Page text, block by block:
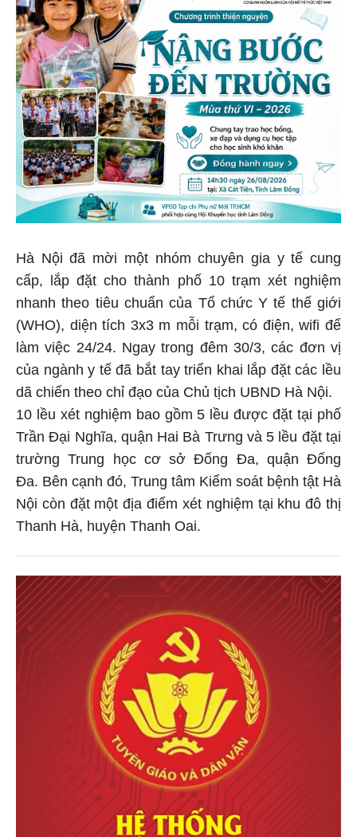
Hà Nội đã mời một nhóm chuyên gia y tế cung
cấp, lắp đặt cho thành phố 10 trạm xét nghiệm
nhanh theo tiêu chuẩn của Tổ chức Y tế thế giới
(WHO), diện tích 3x3 m mỗi trạm, có điện, wifi để
làm việc 24/24. Ngay trong đêm 30/3, các đơn vị
của ngành y tế đã bắt tay triển khai lắp đặt các lều
dã chiến theo chỉ đạo của Chủ tịch UBND Hà Nội.
10 lều xét nghiệm bao gồm 5 lều được đặt tại phố
Trần Đại Nghĩa, quận Hai Bà Trưng và 5 lều đặt tại
trường Trung học cơ sở Đống Đa, quận Đống
Đa. Bên cạnh đó, Trung tâm Kiểm soát bệnh tật Hà
Nội còn đặt một địa điểm xét nghiệm tại khu đô thị
Thanh Hà, huyện Thanh Oai.